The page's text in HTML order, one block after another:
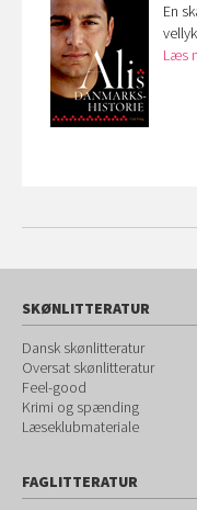
En
Læs
SKØNLITTERATUR
Dansk skønlitteratur
Oversat skønlitteratur
Feel-good
Krimi og spænding
Læseklubmateriale
FAGLITTERATUR